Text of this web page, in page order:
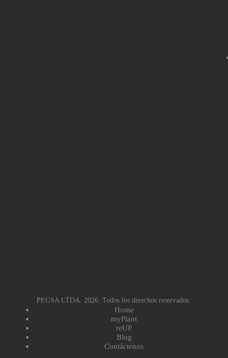
PEGSA LTDA. 2026. Todos los derechos reservados.
Home
myPlant
reUP
Blog
Contáctenos